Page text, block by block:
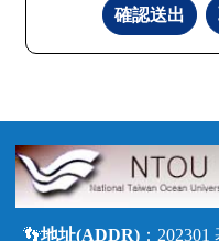
👣地址(ADDR) ：